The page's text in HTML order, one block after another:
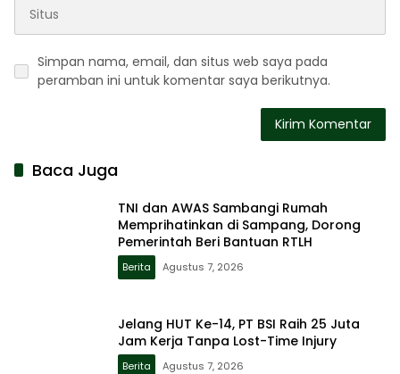
Simpan nama, email, dan situs web saya pada
peramban ini untuk komentar saya berikutnya.
Baca Juga
TNI dan AWAS Sambangi Rumah
Memprihatinkan di Sampang, Dorong
Pemerintah Beri Bantuan RTLH
Berita Agustus 7, 2026
Jelang HUT Ke-14, PT BSI Raih 25 Juta
Jam Kerja Tanpa Lost-Time Injury
Berita Agustus 7, 2026